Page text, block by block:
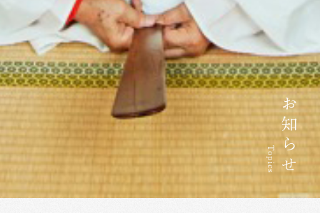
お知らせ
Topics